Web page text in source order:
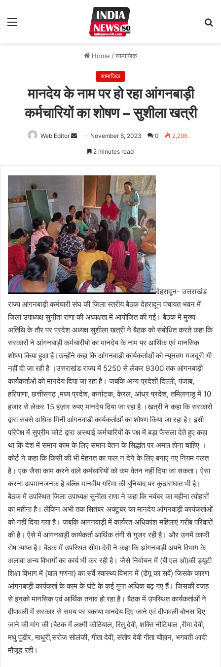
Home /सामाजिक
सामाजिक
मानदेय के नाम पर हो रहा आंगनबाड़ी
कर्मचारियों का शोषण – सुशीला खत्री
Web Editor
SendNovember 6, 2023 0 2,296
2 minutes read
देहरादून- उत्तराखंड
राज्य आंगनबाड़ी कर्मचारी संघ की ज़िला स्तरीय बैठक देहरादून पंचायत भवन में
जिला उपाध्यक्ष सुनीता राणा की अध्यक्षता में आयोजित की गई। बैठक में मुख्य
अतिथि के तौर पर प्रदेश अध्यक्ष सुशीला खत्री ने बैठक को संबोधित करते कहा कि
सरकारों ने आंगनबाड़ी कर्मचारीयो का मानदेय के नाम पर आर्थिक एवं मानसिक
शोषण किया हुआ है।उन्होंने कहा कि आंगनबाड़ी कार्यकर्ताओं को न्यूनतम मजदूरी भी
नहीं दी जा रही है ।उत्तराखंड राज्य में 5250 से लेकर 9300 तक आंगनबाड़ी
कार्यकर्ताओं को मानदेय दिया जा रहा है। जबकि अन्य प्रदेशों दिल्ली, पंजाब,
हरियाणा, छत्तीसगढ़ ,मध्य प्रदेश, कर्नाटक, केरल, आंध्र प्रदेश, तमिलनाडु में 10
हजार से लेकर 15 हज़ार रुपए मानदेय दिया जा रहा है ।खत्री ने कहा कि सरकारो
द्वारा सबसे अधिक मिनी आंगनवाड़ी कार्यकर्ताओं का शोषण किया जा रहा है। इसी
परिपेक्ष में सुप्रीम कोर्ट द्वारा अस्थाई कर्मचारियों के पक्ष में बड़ा फैसला देते हुए कहा
था कि देश में समान काम के लिए समान वेतन के सिद्धांत पर अमल होना चाहिए ।
कोर्ट ने कहा कि किसी की भी मेहनत का फल न देने के लिए बनाए गए नियम गलत
है। एक जैसा काम करने वाले कर्मचारियों को कम वेतन नहीं दिया जा सकता। ऐसा
करना अपमानजनक है बल्कि मानवीय गरिमा की बुनियाद पर कुठाराघात भी है।
बैठक में उपस्थित जिला उपाध्यक्ष सुनीता राणा ने कहा कि नवंबर का महीना त्योहारों
का महीना है। लेकिन अभी तक सितंबर अक्टूबर का मानदेय आंगनवाड़ी कार्यकर्ताओं
को नहीं दिया गया है। जबकि आंगनवाड़ी में कार्यरत अधिकांश महिलाएं गरीब परिवारों
की है। ऐसे में आंगनबाड़ी कार्यकर्ता आर्थिक तंगी से गुजर रही है। और उनमें काफी
रोष व्याप्त है। बैठक में उपस्थित सीमा देवी ने कहा कि आंगनबाड़ी अपने विभाग के
अलावा अन्य विभागों का कार्य भी कर रही है। जैसे निर्वाचन में (बी एल ओ)की ड्यूटी
शिक्षा विभाग में (बाल गणना) का सर्वे स्वास्थ्य विभाग में (डेंगू का सर्वे) जिसके कारण
आंगनबाड़ी कार्यकर्ता के काम के घंटे के कई गुना अधिक बढ़ गए हैं। जिसकी वजह
से इनको मानसिक एवं आर्थिक तनाव हो रहा है। बैठक में उपस्थित कार्यकर्ताओं ने
दीपावली में सरकार से समय पर बकाया मानदेय दिए जाने एवं दीपावली बोनस दिए
जाने की मांग की।बैठक में लक्ष्मी कोठियाल, रितु देवी, शक्ति नौटियाल ,रीमा देवी,
मधु पुंडीर, माधुरी,सरोज सोलंकी, गीता देवी, संतोष देवी गीता चौहान, भगवती आदी
मौजूद रही।